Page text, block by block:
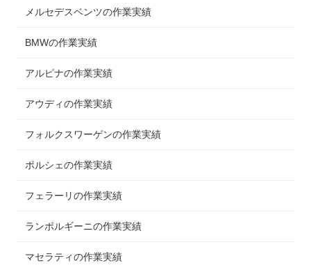
メルセデスベンツの作業実績
BMWの作業実績
アルピナの作業実績
アウディの作業実績
フォルクスワーゲンの作業実績
ポルシェの作業実績
フェラーリの作業実績
ランボルギーニの作業実績
マセラティの作業実績